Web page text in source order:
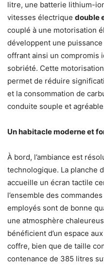
litre, une batterie lithium-
vitesses électrique double
couplé à une motorisation
développent une
offrant ainsi un compromis
sobriété. Cette
permet de réduire
et la consommation de
conduite souple et
Un habitacle moderne et
À bord, l’ambiance est
technologique. La planche
accueille un écran tactile
l’ensemble des
employés sont de bonne
une atmosphère
bénéficient d’un espace
coffre, bien que de taille
contenance de 385 litres